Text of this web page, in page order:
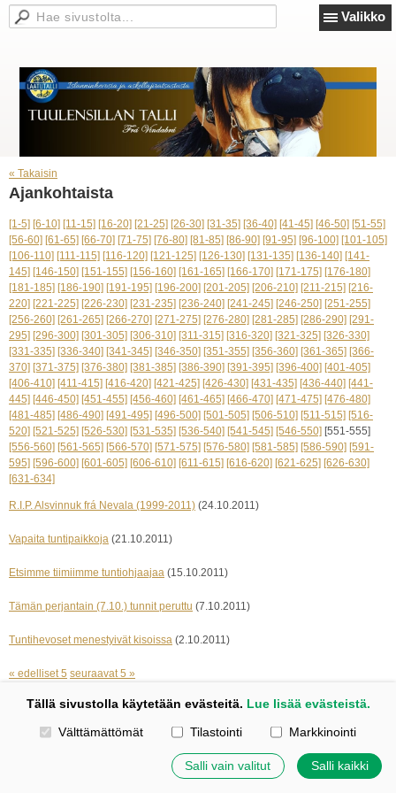
Valikko
« Takaisin
Ajankohtaista
[1-5] [6-10] [11-15] [16-20] [21-25] [26-30] [31-35] [36-40] [41-45] [46-50] [51-55]
[56-60] [61-65] [66-70] [71-75] [76-80] [81-85] [86-90] [91-95] [96-100] [101-105]
[106-110] [111-115] [116-120] [121-125] [126-130] [131-135] [136-140] [141-
145] [146-150] [151-155] [156-160] [161-165] [166-170] [171-175] [176-180]
[181-185] [186-190] [191-195] [196-200] [201-205] [206-210] [211-215] [216-
220] [221-225] [226-230] [231-235] [236-240] [241-245] [246-250] [251-255]
[256-260] [261-265] [266-270] [271-275] [276-280] [281-285] [286-290] [291-
295] [296-300] [301-305] [306-310] [311-315] [316-320] [321-325] [326-330]
[331-335] [336-340] [341-345] [346-350] [351-355] [356-360] [361-365] [366-
370] [371-375] [376-380] [381-385] [386-390] [391-395] [396-400] [401-405]
[406-410] [411-415] [416-420] [421-425] [426-430] [431-435] [436-440] [441-
445] [446-450] [451-455] [456-460] [461-465] [466-470] [471-475] [476-480]
[481-485] [486-490] [491-495] [496-500] [501-505] [506-510] [511-515] [516-
520] [521-525] [526-530] [531-535] [536-540] [541-545] [546-550] [551-555]
[556-560] [561-565] [566-570] [571-575] [576-580] [581-585] [586-590] [591-
595] [596-600] [601-605] [606-610] [611-615] [616-620] [621-625] [626-630]
[631-634]
R.I.P. Alsvinnuk frá Nevala (1999-2011) (24.10.2011)
Vapaita tuntipaikkoja (21.10.2011)
Etsimme tiimiimme tuntiohjaajaa (15.10.2011)
Tämän perjantain (7.10.) tunnit peruttu (7.10.2011)
Tuntihevoset menestyivät kisoissa (2.10.2011)
« edelliset 5 seuraavat 5 »
Tehty Yhdistysavaimella |Evästeet
Tällä sivustolla käytetään evästeitä. Lue lisää evästeistä.
Valitse käytettävät evästeet
Välttämättömät Tilastointi Markkinointi
Salli vain valitut Salli kaikki